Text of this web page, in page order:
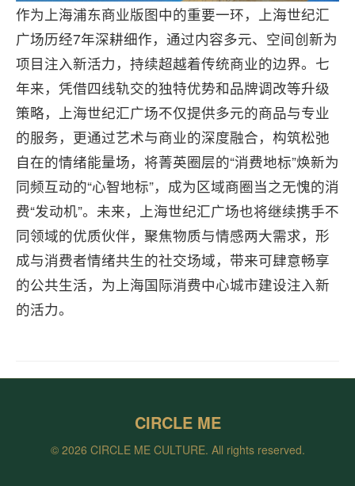
作为上海浦东商业版图中的重要一环，上海世纪汇
广场历经7年深耕细作，通过内容多元、空间创新为
项目注入新活力，持续超越着传统商业的边界。七
年来，凭借四线轨交的独特优势和品牌调改等升级
策略，上海世纪汇广场不仅提供多元的商品与专业
的服务，更通过艺术与商业的深度融合，构筑松弛
自在的情绪能量场，将菁英圈层的“消费地标”焕新为
同频互动的“心智地标”，成为区域商圈当之无愧的消
费“发动机”。未来，上海世纪汇广场也将继续携手不
同领域的优质伙伴，聚焦物质与情感两大需求，形
成与消费者情绪共生的社交场域，带来可肆意畅享
的公共生活，为上海国际消费中心城市建设注入新
的活力。
CIRCLE ME
© 2026 CIRCLE ME CULTURE. All rights reserved.